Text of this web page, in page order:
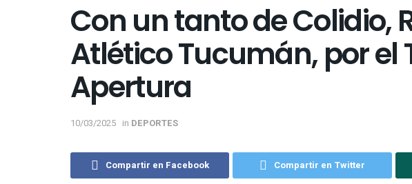
Con un tanto de Colidio,
Atlético Tucumán, por el
Apertura
10/03/2025 in DEPORTES
Compartir en Facebook Compartir en Twitter